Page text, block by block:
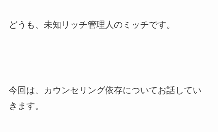
どうも、未知リッチ管理人のミッチです。
今回は、カウンセリング依存についてお話してい
きます。